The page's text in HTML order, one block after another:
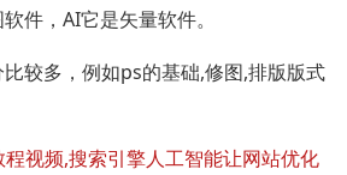
件，AI它是矢量软件。
较多，例如ps的基础,修图,排版版式